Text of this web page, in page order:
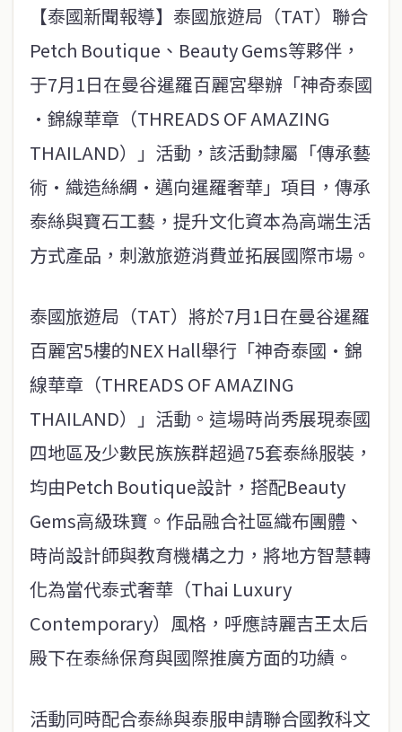
【泰國新聞報導】泰國旅遊局（TAT）聯合
Petch Boutique、Beauty Gems等夥伴，
于7月1日在曼谷暹羅百麗宮舉辦「神奇泰國
·錦線華章（THREADS OF AMAZING
THAILAND）」活動，該活動隸屬「傳承藝
術·織造絲綢·邁向暹羅奢華」項目，傳承
泰絲與寶石工藝，提升文化資本為高端生活
方式產品，刺激旅遊消費並拓展國際市場。
泰國旅遊局（TAT）將於7月1日在曼谷暹羅
百麗宮5樓的NEX Hall舉行「神奇泰國·錦
線華章（THREADS OF AMAZING
THAILAND）」活動。這場時尚秀展現泰國
四地區及少數民族族群超過75套泰絲服裝，
均由Petch Boutique設計，搭配Beauty
Gems高級珠寶。作品融合社區織布團體、
時尚設計師與教育機構之力，將地方智慧轉
化為當代泰式奢華（Thai Luxury
Contemporary）風格，呼應詩麗吉王太后
殿下在泰絲保育與國際推廣方面的功績。
活動同時配合泰絲與泰服申請聯合國教科文